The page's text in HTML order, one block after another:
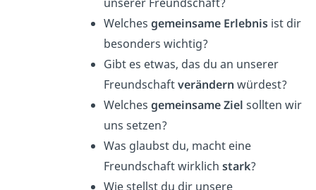
Welches gemeinsame Erlebnisist dir
besonders wichtig?
Gibt es etwas, das du an unserer
Freundschaftverändern würdest?
Welches gemeinsame Ziel sollten wir
uns setzen?
Was glaubst du, macht eine
Freundschaft wirklich stark?
Wie stellst du dir unsere